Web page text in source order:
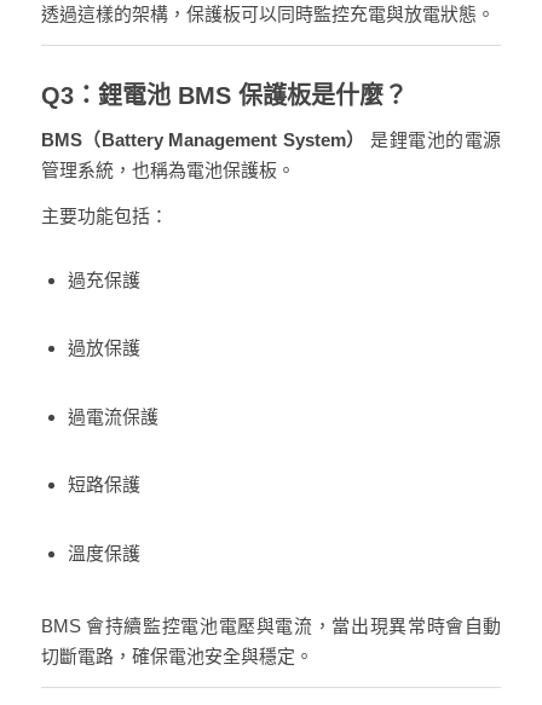
透過這樣的架構，保護板可以同時監控充電與放電狀態。
Q3：鋰電池 BMS 保護板是什麼？
BMS（Battery Management System）
是鋰電池的電源
管理系統，也稱為電池保護板。
主要功能包括：
過充保護
過放保護
過電流保護
短路保護
溫度保護
BMS 會持續監控電池電壓與電流，當出現異常時會自動
切斷電路，確保電池安全與穩定。